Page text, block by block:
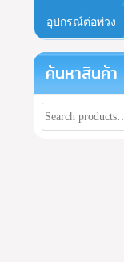
อุปกรณ์ต่อพ่วง
ค้นหาสินค้า